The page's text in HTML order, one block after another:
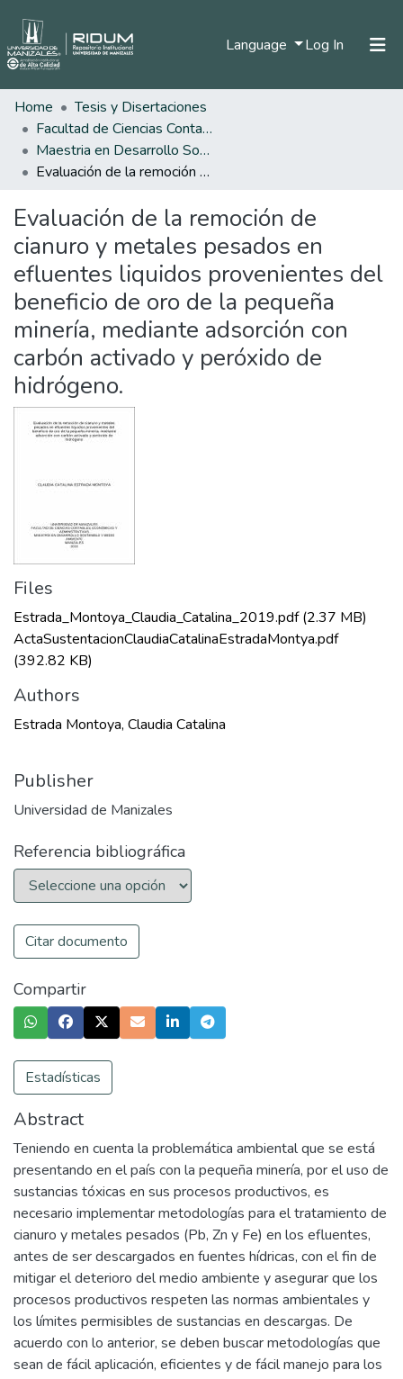
Language Log In (current)
Home
Tesis y Disertaciones
Facultad de Ciencias Contables Económicas y Administrativas
Maestria en Desarrollo Sostenible y Medio Ambiente
Evaluación de la remoción de cianuro y metales pesados en efluentes liquidos provenientes del beneficio de oro de la pequeña minería, mediante adsorción con carbón activado y peróxido de hidrógeno.
Evaluación de la remoción de
cianuro y metales pesados en
efluentes liquidos provenientes del
beneficio de oro de la pequeña
minería, mediante adsorción con
carbón activado y peróxido de
hidrógeno.
Files
Estrada_Montoya_Claudia_Catalina_2019.pdf(2.37 MB)
ActaSustentacionClaudiaCatalinaEstradaMontya.pdf
(392.82 KB)
Authors
Estrada Montoya, Claudia Catalina
Publisher
Universidad de Manizales
Referencia bibliográfica
Citar documento
Compartir
Estadísticas
Abstract
Teniendo en cuenta la problemática ambiental que se está
presentando en el país con la pequeña minería, por el uso de
sustancias tóxicas en sus procesos productivos, es
necesario implementar metodologías para el tratamiento de
cianuro y metales pesados (Pb, Zn y Fe) en los efluentes,
antes de ser descargados en fuentes hídricas, con el fin de
mitigar el deterioro del medio ambiente y asegurar que los
procesos productivos respeten las normas ambientales y
los límites permisibles de sustancias en descargas. De
acuerdo con lo anterior, se deben buscar metodologías que
sean de fácil aplicación, eficientes y de fácil manejo para los